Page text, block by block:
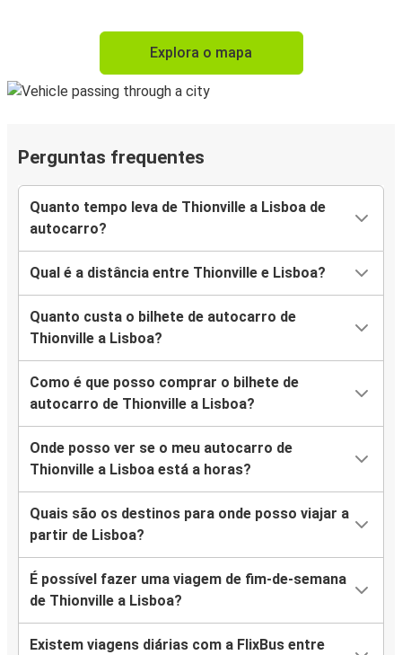
Explora o mapa
Perguntas frequentes
Quanto tempo leva de Thionville a Lisboa de
autocarro?
Qual é a distância entre Thionville e Lisboa?
Quanto custa o bilhete de autocarro de
Thionville a Lisboa?
Como é que posso comprar o bilhete de
autocarro de Thionville a Lisboa?
Onde posso ver se o meu autocarro de
Thionville a Lisboa está a horas?
Quais são os destinos para onde posso viajar a
partir de Lisboa?
É possível fazer uma viagem de fim-de-semana
de Thionville a Lisboa?
Existem viagens diárias com a FlixBus entre